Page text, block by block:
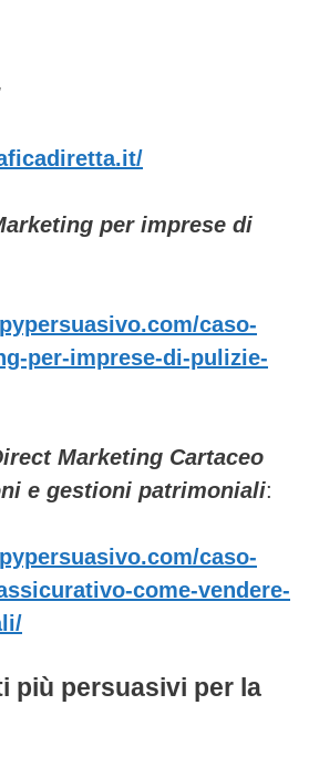
per imprese di
caso-
per-imprese-di-pulizie-
Marketing Cartaceo
e gestioni patrimoniali:
caso-
come-vendere-
persuasivi per la